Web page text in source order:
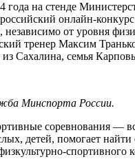
года на стенде
онлайн-
независимо от уровня
тренер Максим
Сахалина, семья
Минспорта России.
соревнования —
детей, помогает